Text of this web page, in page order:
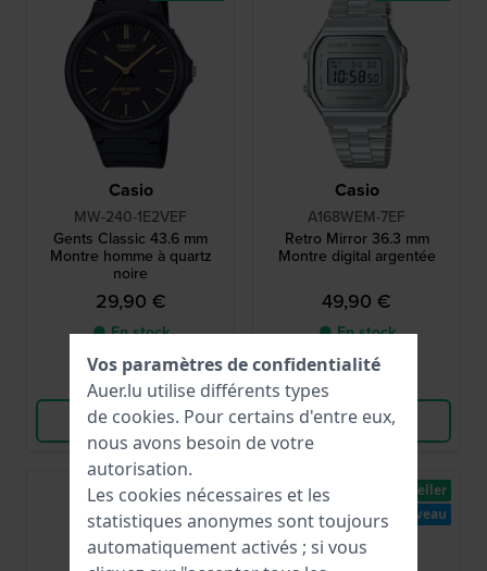
Casio
MW-240-1E2VEF
Gents Classic 43.6 mm
Montre homme à quartz
noire
29,90 €
● En stock
Comparer
Voir les produits
Casio
A168WEM-7EF
Retro Mirror 36.3 mm
Montre digital argentée
49,90 €
● En stock
Voir les produits
Best-seller
Best-seller
Nouveau
Vos paramètres de confidentialité
Auer.lu utilise différents types
de cookies. Pour certains d'entre eux,
nous avons besoin de votre
autorisation.
Les cookies nécessaires et les
statistiques anonymes sont toujours
automatiquement activés ; si vous